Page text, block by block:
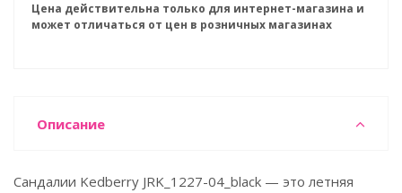
Цена действительна только для интернет-магазина и
может отличаться от цен в розничных магазинах
Описание
Сандалии Kedberry JRK_1227-04_black — это летняя